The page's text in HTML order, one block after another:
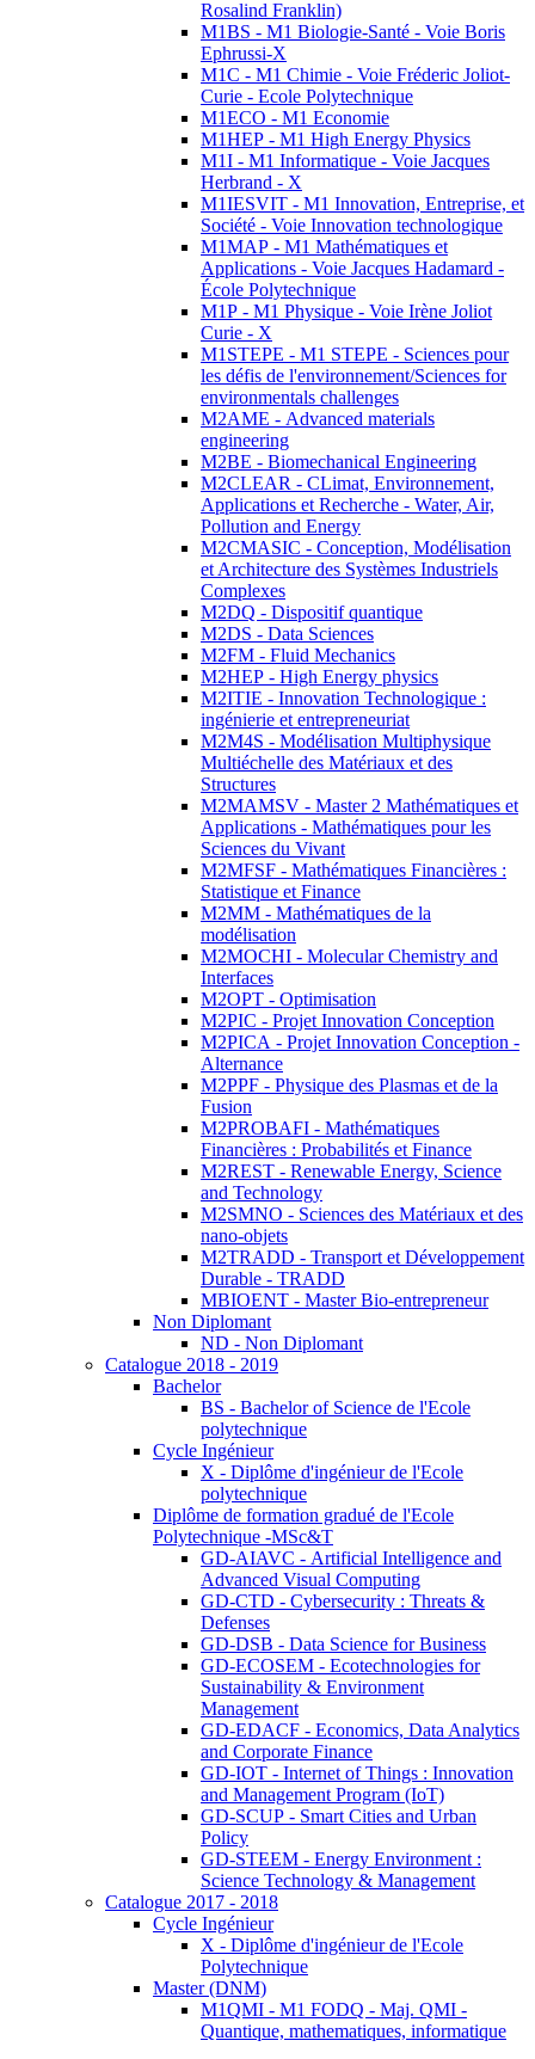
Rosalind Franklin)
M1BS - M1 Biologie-Santé - Voie Boris
Ephrussi-X
M1C - M1 Chimie - Voie Fréderic Joliot-
Curie - Ecole Polytechnique
M1ECO - M1 Economie
M1HEP - M1 High Energy Physics
M1I - M1 Informatique - Voie Jacques
Herbrand - X
M1IESVIT - M1 Innovation, Entreprise, et
Société - Voie Innovation technologique
M1MAP - M1 Mathématiques et
Applications - Voie Jacques Hadamard -
École Polytechnique
M1P - M1 Physique - Voie Irène Joliot
Curie - X
M1STEPE - M1 STEPE - Sciences pour
les défis de l'environnement/Sciences for
environmentals challenges
M2AME - Advanced materials
engineering
M2BE - Biomechanical Engineering
M2CLEAR - CLimat, Environnement,
Applications et Recherche - Water, Air,
Pollution and Energy
M2CMASIC - Conception, Modélisation
et Architecture des Systèmes Industriels
Complexes
M2DQ - Dispositif quantique
M2DS - Data Sciences
M2FM - Fluid Mechanics
M2HEP - High Energy physics
M2ITIE - Innovation Technologique :
ingénierie et entrepreneuriat
M2M4S - Modélisation Multiphysique
Multiéchelle des Matériaux et des
Structures
M2MAMSV - Master 2 Mathématiques et
Applications - Mathématiques pour les
Sciences du Vivant
M2MFSF - Mathématiques Financières :
Statistique et Finance
M2MM - Mathématiques de la
modélisation
M2MOCHI - Molecular Chemistry and
Interfaces
M2OPT - Optimisation
M2PIC - Projet Innovation Conception
M2PICA - Projet Innovation Conception -
Alternance
M2PPF - Physique des Plasmas et de la
Fusion
M2PROBAFI - Mathématiques
Financières : Probabilités et Finance
M2REST - Renewable Energy, Science
and Technology
M2SMNO - Sciences des Matériaux et des
nano-objets
M2TRADD - Transport et Développement
Durable - TRADD
MBIOENT - Master Bio-entrepreneur
Non Diplomant
ND - Non Diplomant
Catalogue 2018 - 2019
Bachelor
BS - Bachelor of Science de l'Ecole
polytechnique
Cycle Ingénieur
X - Diplôme d'ingénieur de l'Ecole
polytechnique
Diplôme de formation gradué de l'Ecole
Polytechnique -MSc&T
GD-AIAVC - Artificial Intelligence and
Advanced Visual Computing
GD-CTD - Cybersecurity : Threats &
Defenses
GD-DSB - Data Science for Business
GD-ECOSEM - Ecotechnologies for
Sustainability & Environment
Management
GD-EDACF - Economics, Data Analytics
and Corporate Finance
GD-IOT - Internet of Things : Innovation
and Management Program (IoT)
GD-SCUP - Smart Cities and Urban
Policy
GD-STEEM - Energy Environment :
Science Technology & Management
Catalogue 2017 - 2018
Cycle Ingénieur
X - Diplôme d'ingénieur de l'Ecole
Polytechnique
Master (DNM)
M1QMI - M1 FODQ - Maj. QMI -
Quantique, mathematiques, informatique